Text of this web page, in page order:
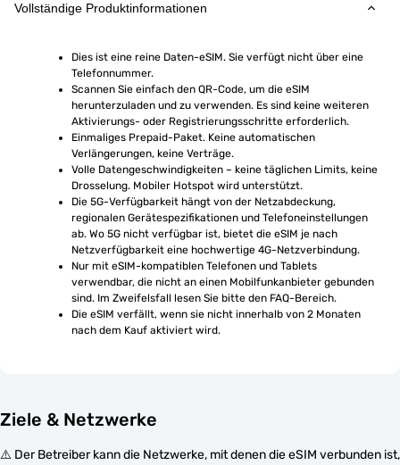
Vollständige Produktinformationen
Dies ist eine reine Daten-eSIM. Sie verfügt nicht über eine
Telefonnummer.
Scannen Sie einfach den QR-Code, um die eSIM
herunterzuladen und zu verwenden. Es sind keine weiteren
Aktivierungs- oder Registrierungsschritte erforderlich.
Einmaliges Prepaid-Paket. Keine automatischen
Verlängerungen, keine Verträge.
Volle Datengeschwindigkeiten – keine täglichen Limits, keine
Drosselung. Mobiler Hotspot wird unterstützt.
Die 5G-Verfügbarkeit hängt von der Netzabdeckung,
regionalen Gerätespezifikationen und Telefoneinstellungen
ab. Wo 5G nicht verfügbar ist, bietet die eSIM je nach
Netzverfügbarkeit eine hochwertige 4G-Netzverbindung.
Nur mit eSIM-kompatiblen Telefonen und Tablets
verwendbar, die nicht an einen Mobilfunkanbieter gebunden
sind. Im Zweifelsfall lesen Sie bitte den FAQ-Bereich.
Die eSIM verfällt, wenn sie nicht innerhalb von 2 Monaten
nach dem Kauf aktiviert wird.
Ziele & Netzwerke
⚠️ Der Betreiber kann die Netzwerke, mit denen die eSIM verbunden ist,